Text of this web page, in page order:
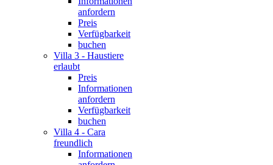
anfordern
Preis
Verfügbarkeit
buchen
Villa 3 - Haustiere
erlaubt
Preis
Informationen
anfordern
Verfügbarkeit
buchen
Villa 4 - Cara
freundlich
Informationen